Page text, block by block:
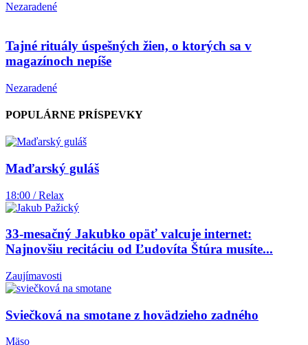
Nezaradené
Tajné rituály úspešných žien, o ktorých sa v
magazínoch nepíše
Nezaradené
POPULÁRNE PRÍSPEVKY
Maďarský guláš
18:00 / Relax
33-mesačný Jakubko opäť valcuje internet:
Najnovšiu recitáciu od Ľudovíta Štúra musíte...
Zaujímavosti
Sviečková na smotane z hovädzieho zadného
Mäso